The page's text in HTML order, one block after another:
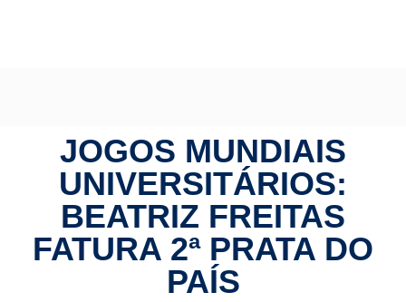
JOGOS MUNDIAIS
UNIVERSITÁRIOS:
BEATRIZ FREITAS
FATURA 2ª PRATA DO
PAÍS